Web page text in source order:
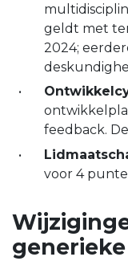
geldt met
2024;
feedback.
voor 4